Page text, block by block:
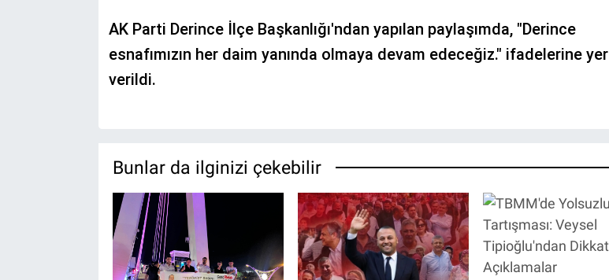
AK Parti Derince İlçe Başkanlığı'ndan yapılan paylaşımda, "Derince
esnafımızın her daim yanında olmaya devam edeceğiz." ifadelerine yer
verildi.
Bunlar da ilginizi çekebilir